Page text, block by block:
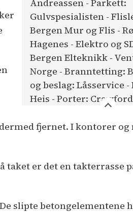
Andreassen - Parkett:
Gulvspesialisten -
Bergen Mur og Flis -
Hagenes - Elektro og
Bergen Elteknikk -
Norge - Branntetting:
og beslag: Låsservice -
Heis - Porter: Crawford
fjernet. I kontorer
er det en takterrasse
slipte betongelementene